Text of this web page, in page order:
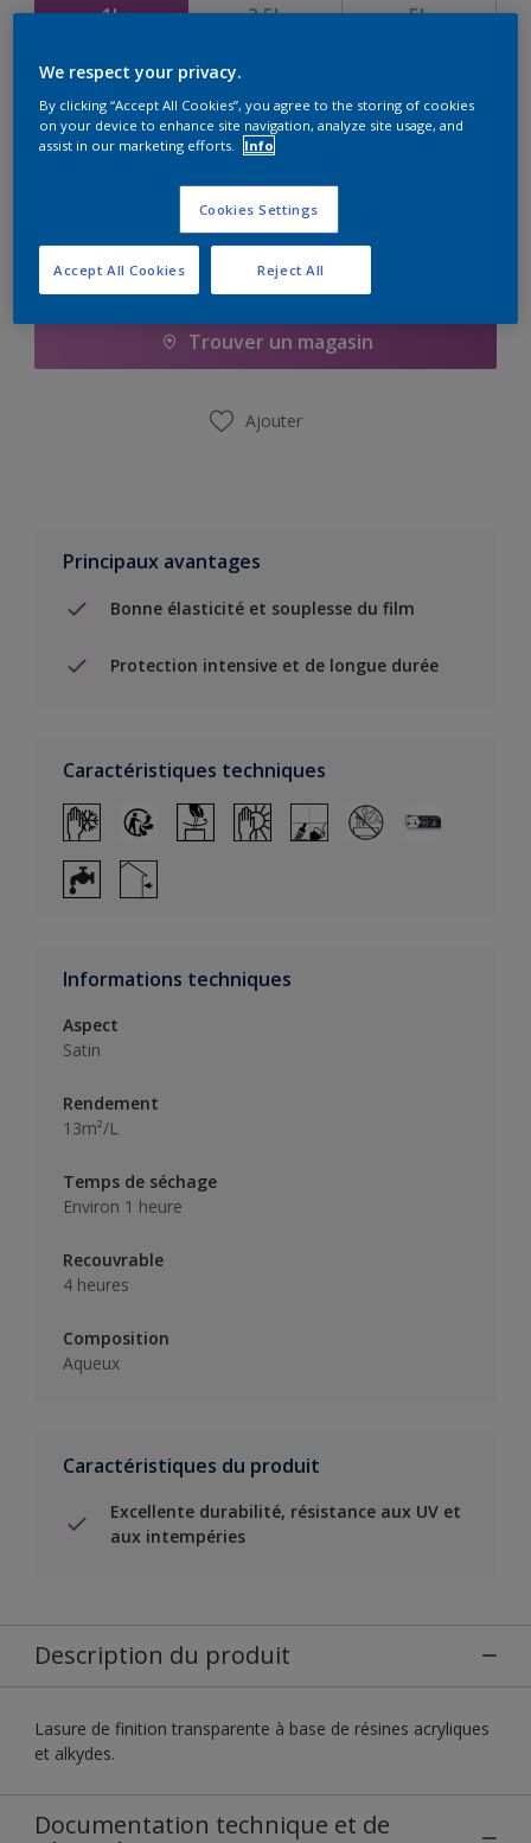
1L 2,5L 5L
Quantité Calculateur de peinture
Calculer
Ajouter à la liste d’achats
Trouver un magasin
Ajouter
Principaux avantages
Bonne élasticité et souplesse du film
Protection intensive et de longue durée
Caractéristiques techniques
Informations techniques
Aspect
Satin
Rendement
13m²/L
Temps de séchage
Environ 1 heure
Recouvrable
4 heures
Composition
Aqueux
Caractéristiques du produit
Excellente durabilité, résistance aux UV et
aux intempéries
Description du produit
Lasure de finition transparente à base de résines acryliques
et alkydes.
Documentation technique et de
We respect your privacy.
By clicking “Accept All Cookies”, you agree to the storing of cookies
on your device to enhance site navigation, analyze site usage, and
assist in our marketing efforts.
Info
Cookies Settings
Reject All
Accept All Cookies